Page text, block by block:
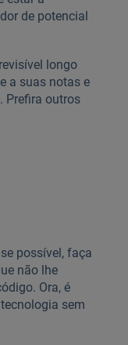
de potencial
longo
a suas notas e
Prefira outros
possível, faça
não lhe
Ora, é
sem